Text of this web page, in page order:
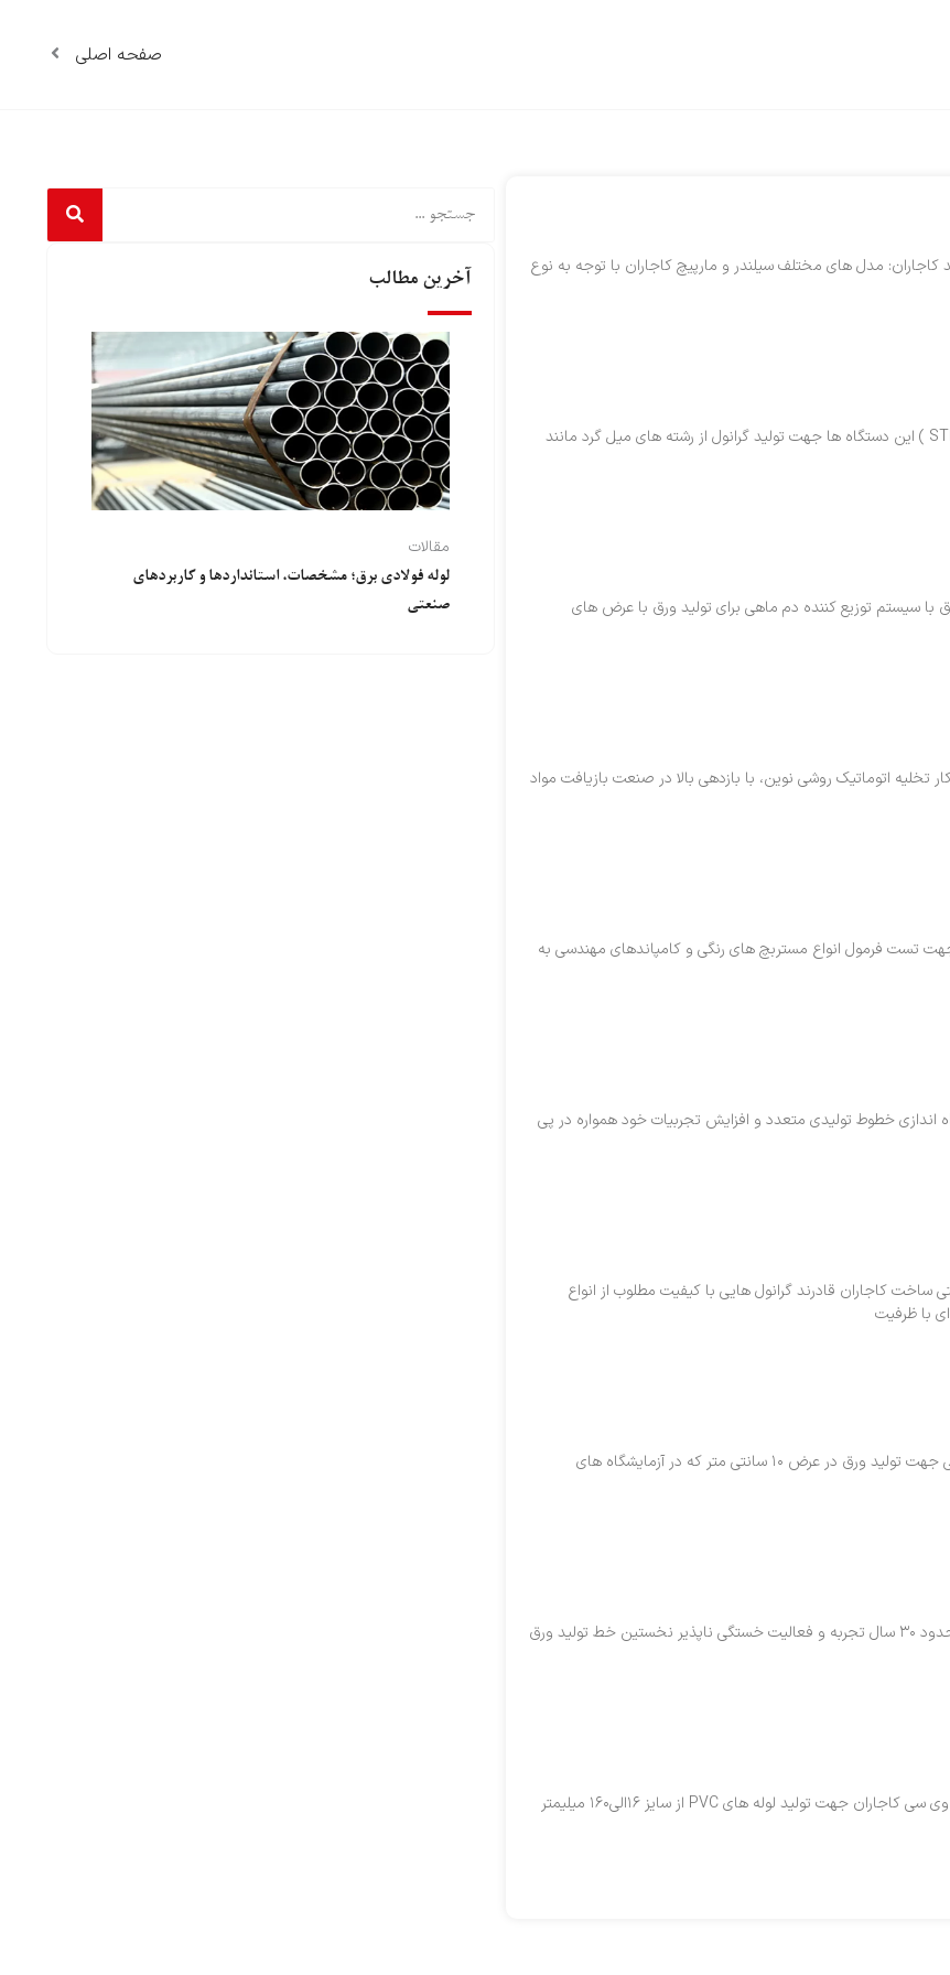
صفحه اصلی
مدل های مختلف سیلندر و مارپیچ کاجاران با توجه به نوع
انواع کاترهای گرانول ساز رشته ای ( STRAND ) این دستگاه ها جهت تولید گرانول از رشته های میل گرد مانند
سیستم توزیع کننده دم ماهی برای تولید ورق با عرض های
تخلیه اتوماتیک روشی نوین، با بازدهی بالا در صنعت بازیافت مواد
تست فرمول انواع مستربچ های رنگی و کامپاندهای مهندسی به
خطوط تولیدی متعدد و افزایش تجربیات خود همواره در پی
کاجاران قادرند گرانول هایی با کیفیت مطلوب از انواع
با ظرفیت
مشخصات کلی: خط تولید ورق آزمایشگاهی جهت تولید ورق در عرض ۱۰ سانتی متر که در آزمایشگاه های
مشخصات کلی: هم اکنون بعد از گذشت حدود ۳۰ سال تجربه و فعالیت خستگی ناپذیر نخستین خط تولید ورق
مشخصات کلی: خطوط تولید لوله های پی وی سی کاجاران جهت تولید لوله های PVC از سایز ۱۶الی۱۶۰ میلیمتر
آخرین مطالب
مقالات
لوله فولادی برق؛ مشخصات، استانداردها و کاربردهای
صنعتی